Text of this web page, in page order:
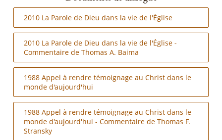
2010 La Parole de Dieu dans la vie de l'Église
2010 La Parole de Dieu dans la vie de l'Église -
Commentaire de Thomas A. Baima
1988 Appel à rendre témoignage au Christ dans le
monde d'aujourd'hui
1988 Appel à rendre témoignage au Christ dans le
monde d'aujourd'hui - Commentaire de Thomas F.
Stransky